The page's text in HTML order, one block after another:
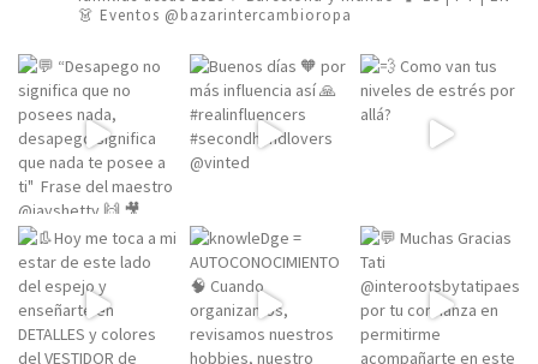
👗 Eventos @bazarintercambioropa